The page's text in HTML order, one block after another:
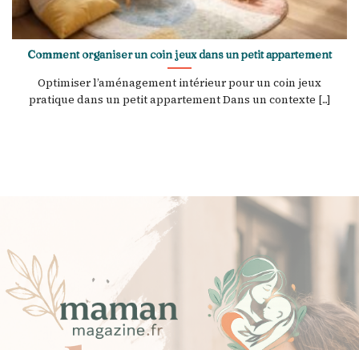
Comment organiser un coin jeux dans un petit appartement
Optimiser l’aménagement intérieur pour un coin jeux
pratique dans un petit appartement Dans un contexte [...]